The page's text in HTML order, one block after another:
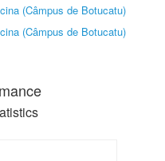
(Câmpus de Botucatu)
(Câmpus de Botucatu)